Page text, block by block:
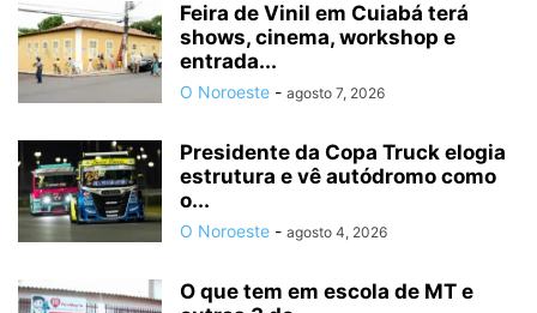
Feira de Vinil em Cuiabá terá
shows, cinema, workshop e
entrada...
O Noroeste - agosto 7, 2026
Presidente da Copa Truck elogia
estrutura e vê autódromo como
o...
O Noroeste - agosto 4, 2026
O que tem em escola de MT e